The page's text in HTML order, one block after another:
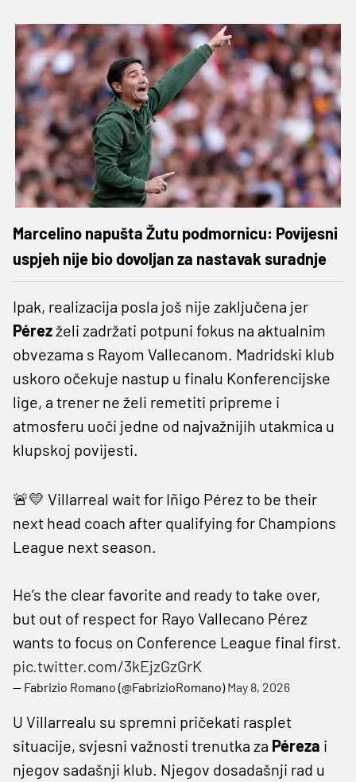
Marcelino napušta Žutu podmornicu: Povijesni
uspjeh nije bio dovoljan za nastavak suradnje
Ipak, realizacija posla još nije zaključena jer
Pérezželi zadržati potpuni fokus na aktualnim
obvezama s Rayom Vallecanom. Madridski klub
uskoro očekuje nastup u finalu Konferencijske
lige, a trener ne želi remetiti pripreme i
atmosferu uoči jedne od najvažnijih utakmica u
klupskoj povijesti.
🚨💛 Villarreal wait for Iñigo Pérez to be their
next head coach after qualifying for Champions
League next season.
He’s the clear favorite and ready to take over,
but out of respect for Rayo Vallecano Pérez
wants to focus on Conference League final first.
pic.twitter.com/3kEjzGzGrK
— Fabrizio Romano (@FabrizioRomano)May 8, 2026
U Villarrealu su spremni pričekati rasplet
situacije, svjesni važnosti trenutka za Péreza i
njegov sadašnji klub. Njegov dosadašnji rad u